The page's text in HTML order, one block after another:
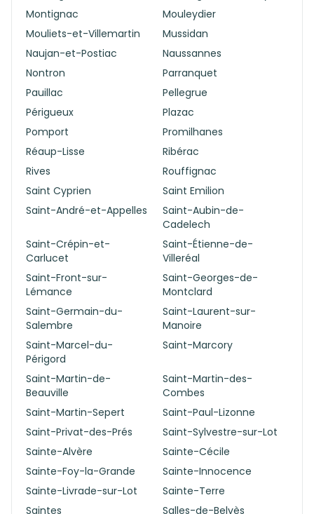
Montignac
Mouleydier
Mouliets-et-Villemartin
Mussidan
Naujan-et-Postiac
Naussannes
Nontron
Parranquet
Pauillac
Pellegrue
Périgueux
Plazac
Pomport
Promilhanes
Réaup-Lisse
Ribérac
Rives
Rouffignac
Saint Cyprien
Saint Emilion
Saint-André-et-Appelles
Saint-Aubin-de-
Cadelech
Saint-Crépin-et-
Carlucet
Saint-Étienne-de-
Villeréal
Saint-Front-sur-
Lémance
Saint-Georges-de-
Montclard
Saint-Germain-du-
Salembre
Saint-Laurent-sur-
Manoire
Saint-Marcel-du-
Périgord
Saint-Marcory
Saint-Martin-de-
Beauville
Saint-Martin-des-
Combes
Saint-Martin-Sepert
Saint-Paul-Lizonne
Saint-Privat-des-Prés
Saint-Sylvestre-sur-Lot
Sainte-Alvère
Sainte-Cécile
Sainte-Foy-la-Grande
Sainte-Innocence
Sainte-Livrade-sur-Lot
Sainte-Terre
Saintes
Salles-de-Belvès